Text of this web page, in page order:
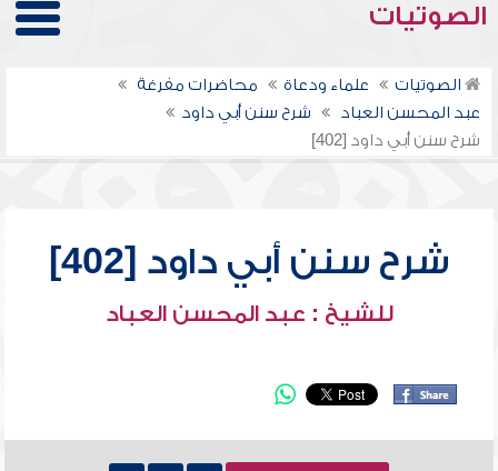
الصوتيات
الصوتيات علماء ودعاة
محاضرات مفرغة
عبد المحسن العباد
شرح سنن أبي داود
شرح سنن أبي داود [402]
شرح سنن أبي داود [402]
للشيخ : عبد المحسن العباد